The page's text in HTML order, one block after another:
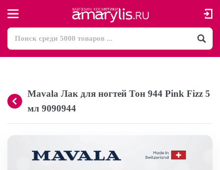
Mavala Лак для ногтей Тон 944 Pink Fizz 5
мл 9090944